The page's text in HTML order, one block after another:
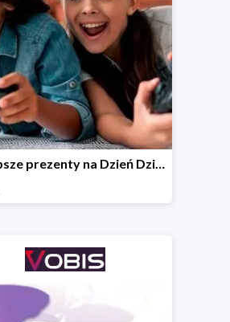
Najlepsze prezenty na Dzień Dziecka w VOBIS